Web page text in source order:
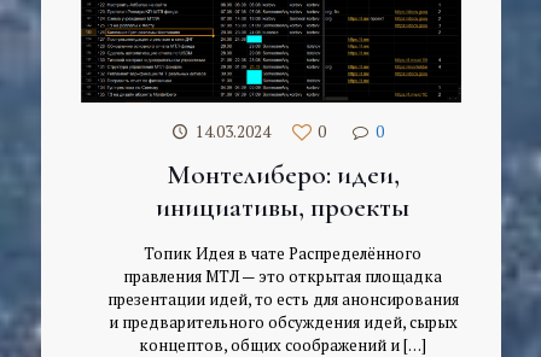
14.03.2024 0 0
Монтелиберо: идеи,
инициативы, проекты
Топик Идея в чате Распределённого
правления МТЛ — это открытая площадка
презентации идей, то есть для анонсирования
и предварительного обсуждения идей, сырых
концептов, общих соображений и[…]